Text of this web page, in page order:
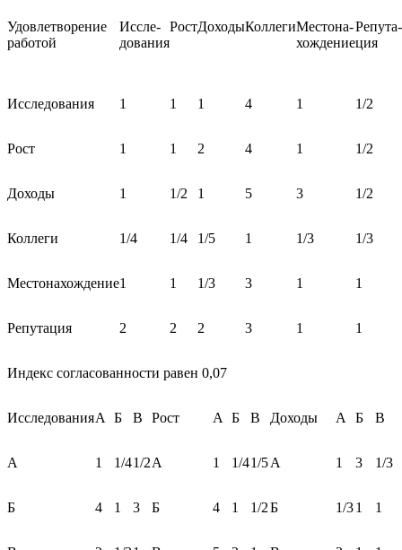
Удовлетворение
работой
Иссле-
дования
РостДоходыКоллегиМестона-
хождение
Репута-
ция
Исследования 1 1 1 4 1 1/2
Рост 1 1 2 4 1 1/2
Доходы 1 1/2 1 5 3 1/2
Коллеги 1/4 1/4 1/5 1 1/3 1/3
Местонахождение1 1 1/3 3 1 1
Репутация 2 2 2 3 1 1
Индекс согласованности равен 0,07
ИсследованияА Б В Рост А Б В Доходы А Б В
А 1 1/41/2А 1 1/41/5А 1 3 1/3
Б 4 1 3 Б 4 1 1/2Б 1/31 1